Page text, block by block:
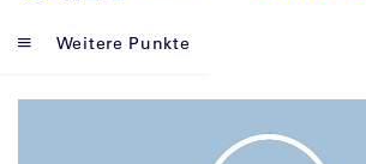
Weitere Punkte